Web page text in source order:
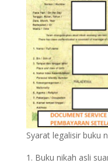
Syarat legalisir buku
Buku nikah asli